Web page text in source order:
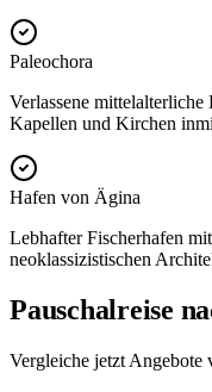
Paleochora
Verlassene
Kapellen und Kirchen
Hafen von Ägina
Lebhafter Fischerhafen
neoklassizistischen
Pauschalreise
Vergleiche jetzt Angebote